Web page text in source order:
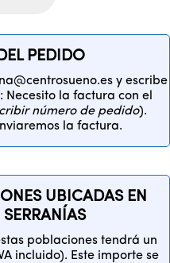
PEDIDO
y escribe
Necesito la factura con el
número de pedido).
la factura.
UBICADAS EN
poblaciones tendrá un
incluido). Este importe se